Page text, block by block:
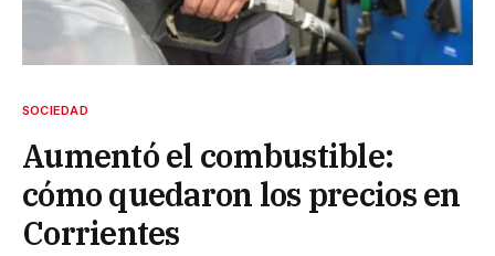
SOCIEDAD
Aumentó el combustible:
cómo quedaron los precios en
Corrientes